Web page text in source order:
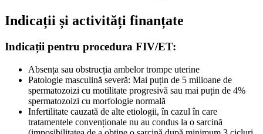
Indicații și activități finanțate
Indicații pentru procedura FIV/ET:
Absența sau obstrucția ambelor trompe uterine
Patologie masculină severă: Mai puțin de 5 milioane de
spermatozoizi cu motilitate progresivă sau mai puțin de 4%
spermatozoizi cu morfologie normală
Infertilitate cauzată de alte etiologii, în cazul în care
tratamentele convenționale nu au condus la o sarcină